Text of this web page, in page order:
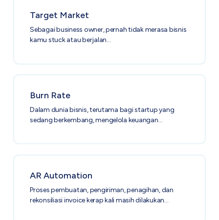
Target Market
Sebagai business owner, pernah tidak merasa bisnis
kamu stuck atau berjalan…
Burn Rate
Dalam dunia bisnis, terutama bagi startup yang
sedang berkembang, mengelola keuangan…
AR Automation
Proses pembuatan, pengiriman, penagihan, dan
rekonsiliasi invoice kerap kali masih dilakukan…